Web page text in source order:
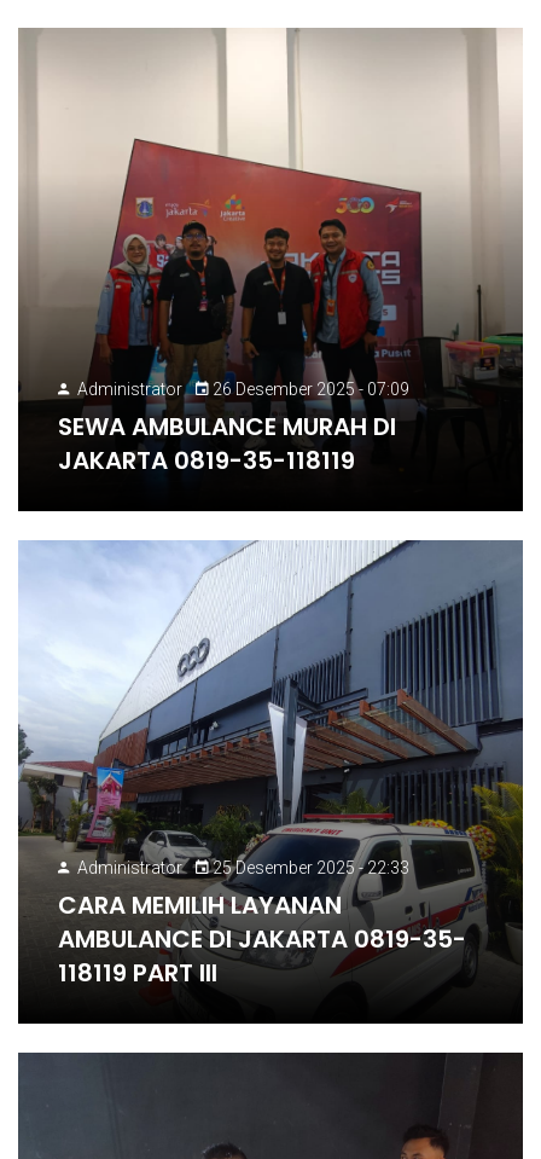
Administrator 26 Desember 2025 - 07:09
SEWA AMBULANCE MURAH DI
JAKARTA 0819-35-118119
Administrator 25 Desember 2025 - 22:33
CARA MEMILIH LAYANAN
AMBULANCE DI JAKARTA 0819-35-
118119 PART III